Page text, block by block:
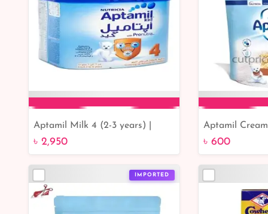
Add to Cart
Aptamil Milk 4 (2-3 years) |
Bangladesh Online Service |
৳ 2,950
Aptamil
Porridge From
Best Online
৳ 600
IMPORTED